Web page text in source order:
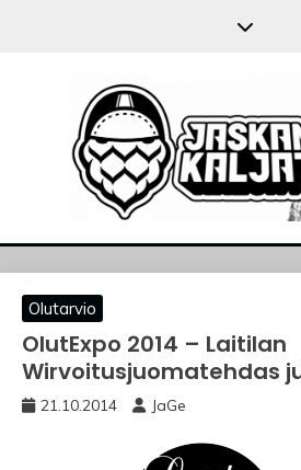
Olutarvio
OlutExpo 2014 – Laitilan
Wirvoitusjuomatehdas
21.10.2014 JaGe